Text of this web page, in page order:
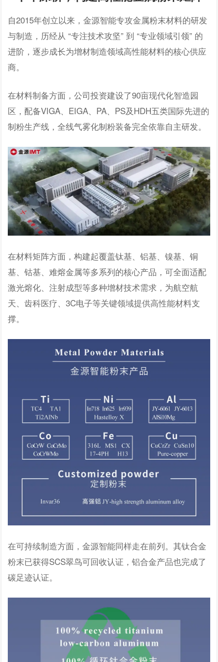
自2015年创立以来，金源智能专攻金属粉末材料的研发
与制造，历经从 “专注技术攻坚” 到 “专业领域引领” 的
进阶，逐步成长为增材制造领域高性能材料的核心供应
商。
在材料制备方面，公司投资建设了90亩现代化智造园
区，配备VIGA、EIGA、PA、PS及HDH五类国际先进的
制粉生产线，全线气雾化制粉装备完全依靠自主研发。
在材料矩阵方面，构建起覆盖钛基、铝基、镍基、铜
基、钴基、难熔金属等多系列的核心产品，可全面适配
激光熔化、注射成型等多种增材技术需求，为航空航
天、齿科医疗、3C电子等关键领域提供高性能材料支
撑。
在可持续制造方面，金源智能同样走在前列。其钛合金
粉末已获得SCS翠鸟可回收认证，铝合金产品也完成了
碳足迹认证。